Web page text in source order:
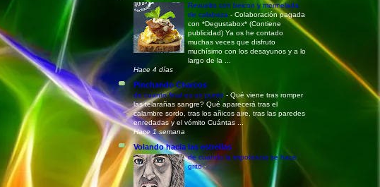
Revuelto con beicon y mermelada
de calabaza - Colaboración pagada
con *Degustabox* (Contiene
publicidad) Ya os he contado
muchas veces que disfruto
muchísimo con los desayunos y a lo
largo de la ...
Hace 4 días
Pinchando Charcos
de cuanto final es un punto - Qué viene tras romper
las telarañas sangre? Qué aparecerá tras el
calambre sordo, tras los añicos aire, tras las paredes
enredadas y el vómito Cuántas ...
Hace 1 semana
Volando hacia las estrellas
de cuando la impotencia se hace
grito-